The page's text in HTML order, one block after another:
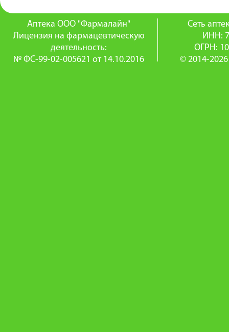
Аптека ООО "Фармалайн"
Лицензия на фармацевтическую
деятельность:
№ ФС-99-02-005621 от 14.10.2016
Сеть
ИНН:
ОГРН:
© 2014-